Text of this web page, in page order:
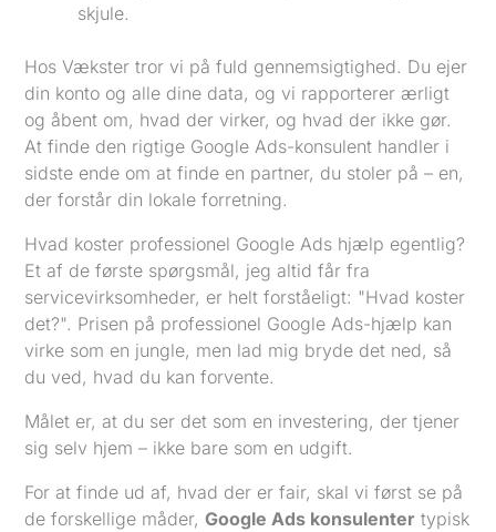
skjule.
Hos Vækster tror vi på fuld gennemsigtighed. Du ejer
din konto og alle dine data, og vi rapporterer ærligt
og åbent om, hvad der virker, og hvad der ikke gør.
At finde den rigtige Google Ads-konsulent handler i
sidste ende om at finde en partner, du stoler på – en,
der forstår din lokale forretning.
Hvad koster professionel Google Ads hjælp egentlig?
Et af de første spørgsmål, jeg altid får fra
servicevirksomheder, er helt forståeligt: "Hvad koster
det?". Prisen på professionel Google Ads-hjælp kan
virke som en jungle, men lad mig bryde det ned, så
du ved, hvad du kan forvente.
Målet er, at du ser det som en investering, der tjener
sig selv hjem – ikke bare som en udgift.
For at finde ud af, hvad der er fair, skal vi først se på
de forskellige måder,Google Ads konsulenter typisk